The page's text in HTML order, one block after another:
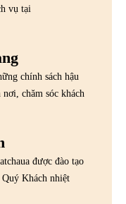
vụ tại
chính sách hậu
chăm sóc khách
được đào tạo
Khách nhiệt